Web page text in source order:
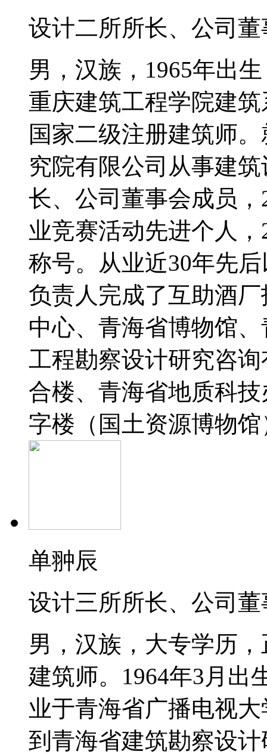
设计二所所长、公司
男，汉族， 1965年出
重庆建筑工程学院建
国家二级注册建筑师。
究院有限公司从事建
长、公司董事会成员，
业竞赛活动先进个人，
称号。从业近30年先
负责人完成了互助酒
中心、青海省博物馆
工程勘察设计研究咨
合楼、青海省地质科
字楼（国土资源博物
单翀辰
设计三所所长、公司
男，汉族，大专学历
建筑师。1964年3月出
业于青海省广播电视
到青海省建筑勘察设